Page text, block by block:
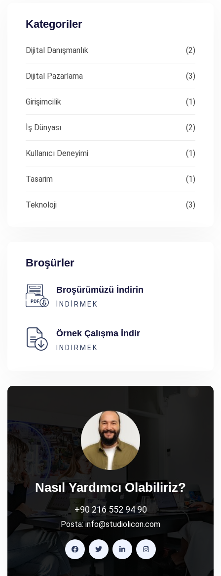
Kategoriler
Dijital Danışmanlık (2)
Dijital Pazarlama (3)
Girişimcilik (1)
İş Dünyası (2)
Kullanıcı Deneyimi (1)
Tasarim (1)
Teknoloji (3)
Broşürler
Broşürümüzü İndirin
INDIRMEK
Örnek Çalışma İndir
INDIRMEK
Nasıl Yardımcı Olabiliriz?
+90 216 552 94 90
Posta: info@studiolicon.com